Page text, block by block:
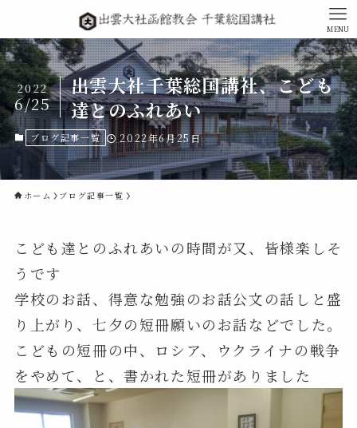
MENU
出雲大社千葉総国講社、こども
達とのふれあい
2022
6/25
ブログ記事一覧 2022年6月25日
ホーム ブログ記事一覧
こども達とのふれあいの時間が又、皆様楽しそ
うです
学校のお話、得意な勉強のお話公文の話しと盛
り上がり、七夕の短冊願いのお話などでした。
こどもの短冊の中、ロシア、ウクライナの戦争
をやめて、と、書かれた短冊がありました